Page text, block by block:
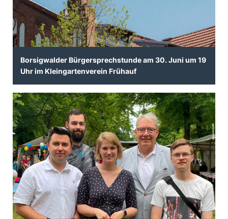
Borsigwalder Bürgersprechstunde am 30. Juni um 19
Uhr im Kleingartenverein Frühauf